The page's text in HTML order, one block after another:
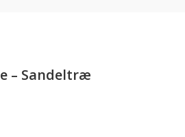
– Sandeltræ